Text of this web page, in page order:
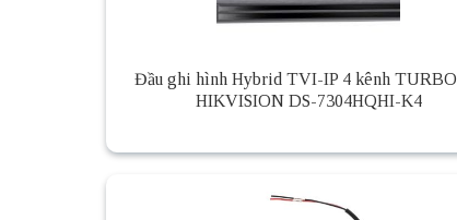
Đầu ghi hình Hybrid TVI-IP 4 kênh TURBO
HIKVISION DS-7304HQHI-K4